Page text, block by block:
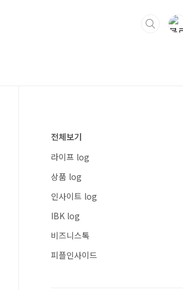
전체보기
라이프 log
상품 log
인사이트 log
IBK log
비즈니스톡
피플인사이드